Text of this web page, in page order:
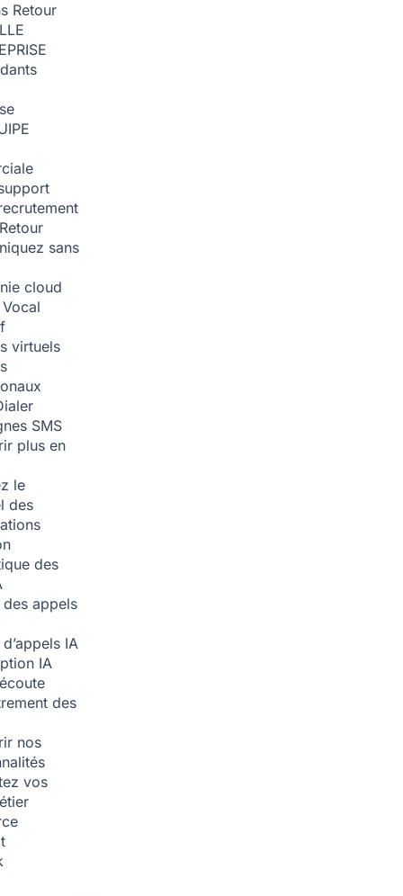
Retour
Retour
sans
cloud
virtuels
SMS
plus en
le
des
des
appels
IA
IA
des
nos
vos